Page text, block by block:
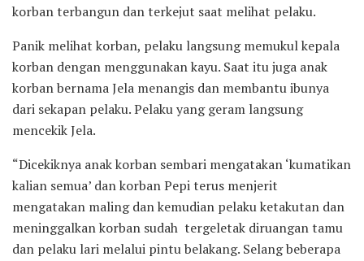
korban terbangun dan terkejut saat melihat pelaku.
Panik melihat korban, pelaku langsung memukul kepala
korban dengan menggunakan kayu. Saat itu juga anak
korban bernama Jela menangis dan membantu ibunya
dari sekapan pelaku. Pelaku yang geram langsung
mencekik Jela.
“Dicekiknya anak korban sembari mengatakan ‘kumatikan
kalian semua’ dan korban Pepi terus menjerit
mengatakan maling dan kemudian pelaku ketakutan dan
meninggalkan korban sudah tergeletak diruangan tamu
dan pelaku lari melalui pintu belakang. Selang beberapa